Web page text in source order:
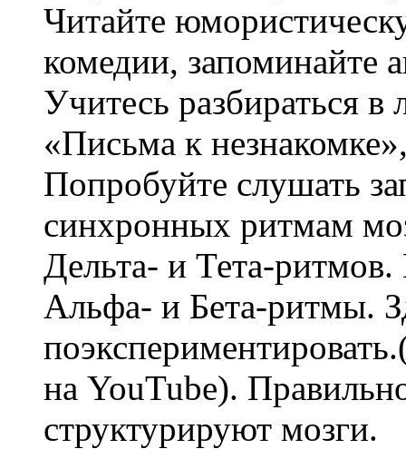
Читайте
комедии, запоминайте
Учитесь разбираться
«Письма к
Попробуйте слушать
синхронных ритмам
Дельта- и Тета-
Альфа- и Бета-ритмы.
на YouTube).
структурируют мозги.